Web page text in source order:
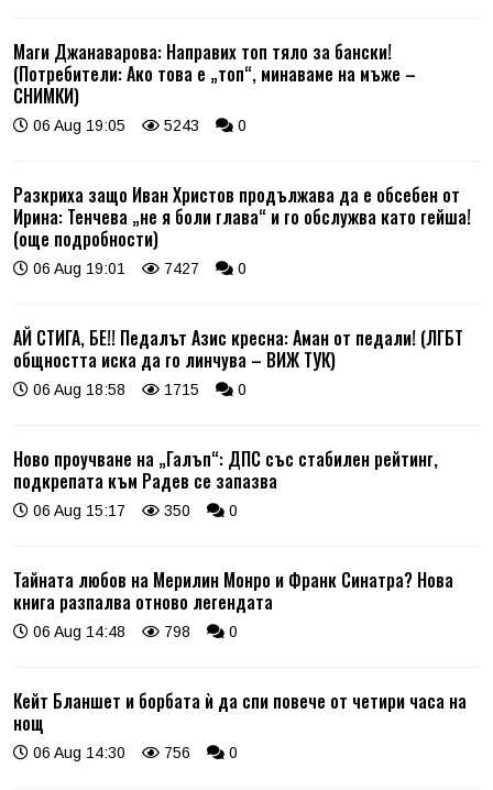
Маги Джанаварова: Направих топ тяло за бански!
(Потребители: Ако това е „топ“, минаваме на мъже –
СНИМКИ)
06 Aug 19:05 5243 0
Разкриха защо Иван Христов продължава да е обсебен от
Ирина: Тенчева „не я боли глава“ и го обслужва като гейша!
(още подробности)
06 Aug 19:01 7427 0
АЙ СТИГА, БЕ!! Педалът Азис кресна: Аман от педали! (ЛГБТ
общността иска да го линчува – ВИЖ ТУК)
06 Aug 18:58 1715 0
Ново проучване на „Галъп“: ДПС със стабилен рейтинг,
подкрепата към Радев се запазва
06 Aug 15:17 350 0
Тайната любов на Мерилин Монро и Франк Синатра? Нова
книга разпалва отново легендата
06 Aug 14:48 798 0
Кейт Бланшет и борбата ѝ да спи повече от четири часа на
нощ
06 Aug 14:30 756 0